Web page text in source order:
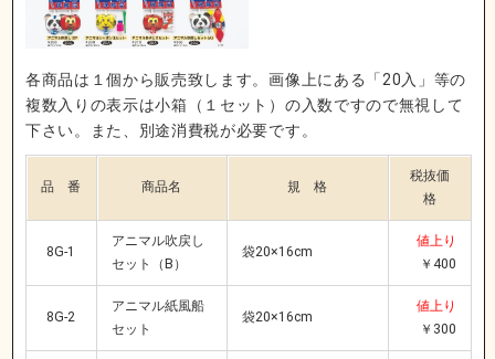
各商品は１個から販売致します。画像上にある「20入」等の
複数入りの表示は小箱（１セット）の入数ですので無視して
下さい。また、別途消費税が必要です。
品 番 商品名 規 格
税抜価
格
8G-1
アニマル吹戻し
セット（B）
袋20×16cm
値上り
￥400
8G-2
アニマル紙風船
セット
袋20×16cm
値上り
￥300